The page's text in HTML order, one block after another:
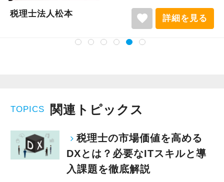
税理士法人松本 favorite 詳細を見る
TOPICS 関連トピックス
税理士の市場価値を高める
DXとは？必要なITスキルと導
入課題を徹底解説